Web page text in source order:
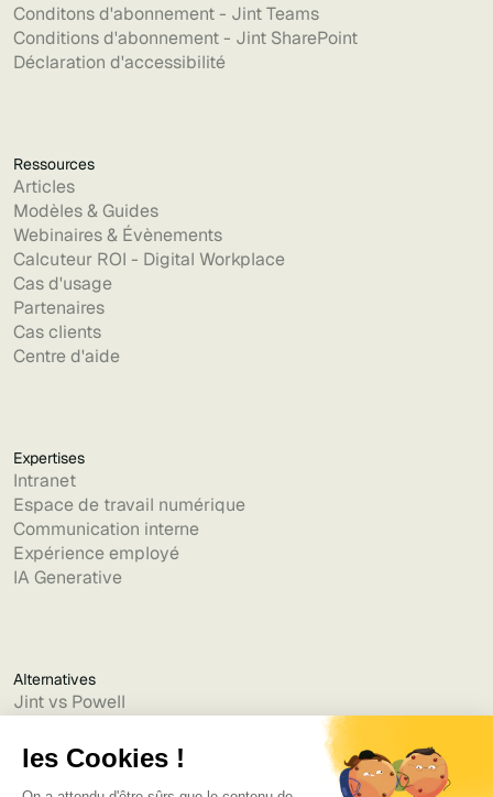
Conditons d'abonnement - Jint Teams
Conditions d'abonnement - Jint SharePoint
Déclaration d'accessibilité
Ressources
Articles
Modèles & Guides
Webinaires & Évènements
Calcuteur ROI - Digital Workplace
Cas d'usage
Partenaires
Cas clients
Centre d'aide
Expertises
Intranet
Espace de travail numérique
Communication interne
Expérience employé
IA Generative
Alternatives
Jint vs Powell
Jint vs Jamespot
Jint vs Jalios